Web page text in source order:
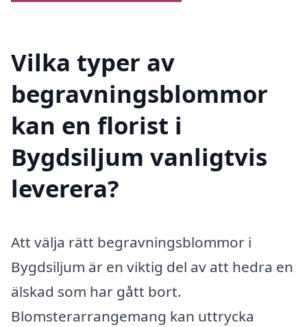
Vilka typer av
begravningsblommor
kan en florist i
Bygdsiljum vanligtvis
leverera?
Att välja rätt begravningsblommor i
Bygdsiljum är en viktig del av att hedra en
älskad som har gått bort.
Blomsterarrangemang kan uttrycka